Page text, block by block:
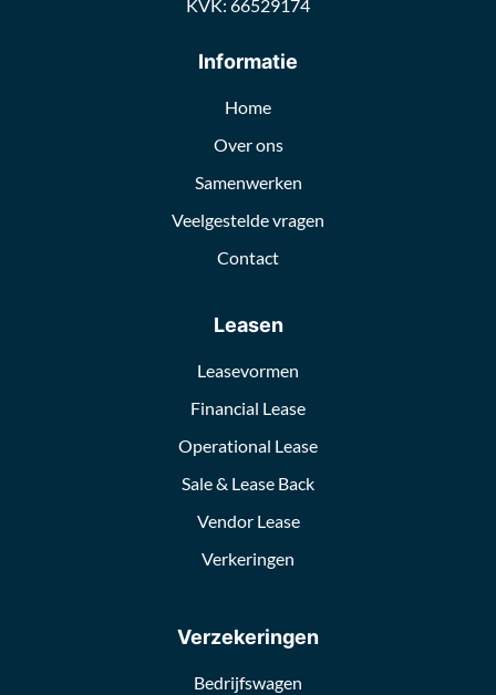
KVK: 66529174
Informatie
Home
Over ons
Samenwerken
Veelgestelde vragen
Contact
Leasen
Leasevormen
Financial Lease
Operational Lease
Sale & Lease Back
Vendor Lease
Verkeringen
Verzekeringen
Bedrijfswagen